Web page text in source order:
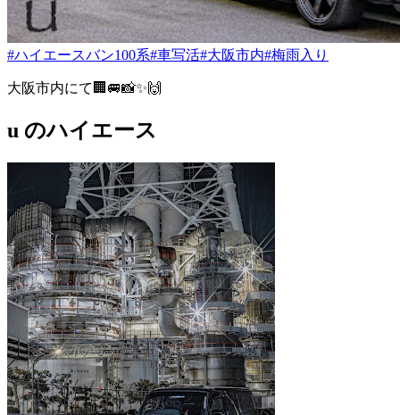
#ハイエースバン100系#車写活#大阪市内#梅雨入り
大阪市内にて🏢🚐📸✨🙌
u のハイエース